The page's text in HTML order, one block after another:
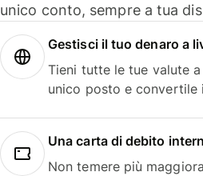
unico conto, sempre a tua
Gestisci il tuo denaro a
Tieni tutte le tue valute
unico posto e convertile
Una carta di debito
Non temere più